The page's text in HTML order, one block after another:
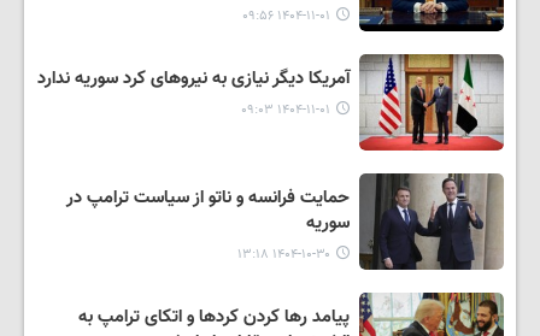
۱۴۰۴-۱۱-۰۱ ۰۹:۵۶
آمریکا دیگر نیازی به نیروهای کرد سوریه ندارد
۱۴۰۴-۱۱-۰۱ ۰۹:۰۳
حمایت فرانسه و ناتو از سیاست ترامپ در
سوریه
۱۴۰۴-۱۰-۳۰ ۱۳:۱۸
پیامد رها کردن کردها و اتکای ترامپ به